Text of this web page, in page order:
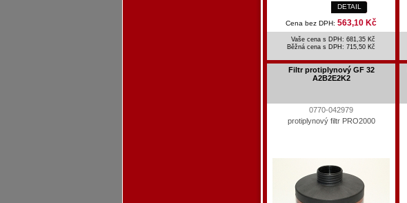
DETAIL
Cena bez DPH: 563,10 Kč
Vaše cena s DPH: 681,35 Kč
Běžná cena s DPH: 715,50 Kč
Filtr protiplynový GF 32
A2B2E2K2
0770-042979
protiplynový filtr PRO2000